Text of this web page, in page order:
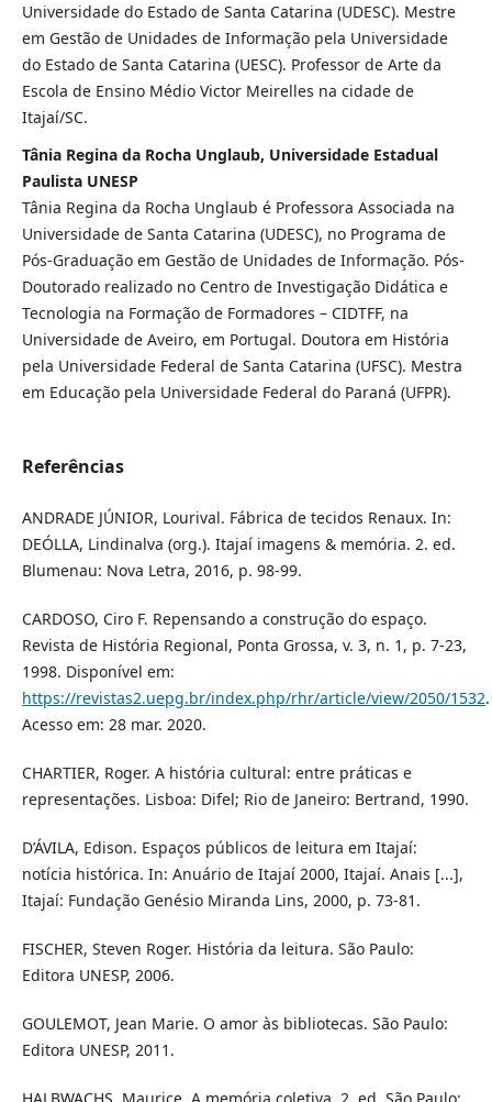
Universidade do Estado de Santa Catarina (UDESC). Mestre
em Gestão de Unidades de Informação pela Universidade
do Estado de Santa Catarina (UESC). Professor de Arte da
Escola de Ensino Médio Victor Meirelles na cidade de
Itajaí/SC.
Tânia Regina da Rocha Unglaub, Universidade Estadual
Paulista UNESP
Tânia Regina da Rocha Unglaub é Professora Associada na
Universidade de Santa Catarina (UDESC), no Programa de
Pós-Graduação em Gestão de Unidades de Informação. Pós-
Doutorado realizado no Centro de Investigação Didática e
Tecnologia na Formação de Formadores – CIDTFF, na
Universidade de Aveiro, em Portugal. Doutora em História
pela Universidade Federal de Santa Catarina (UFSC). Mestra
em Educação pela Universidade Federal do Paraná (UFPR).
Referências
ANDRADE JÚNIOR, Lourival. Fábrica de tecidos Renaux. In:
DEÓLLA, Lindinalva (org.). Itajaí imagens & memória. 2. ed.
Blumenau: Nova Letra, 2016, p. 98-99.
CARDOSO, Ciro F. Repensando a construção do espaço.
Revista de História Regional, Ponta Grossa, v. 3, n. 1, p. 7-23,
1998. Disponível em:
https://revistas2.uepg.br/index.php/rhr/article/view/2050/1532.
Acesso em: 28 mar. 2020.
CHARTIER, Roger. A história cultural: entre práticas e
representações. Lisboa: Difel; Rio de Janeiro: Bertrand, 1990.
D’ÁVILA, Edison. Espaços públicos de leitura em Itajaí:
notícia histórica. In: Anuário de Itajaí 2000, Itajaí. Anais [...],
Itajaí: Fundação Genésio Miranda Lins, 2000, p. 73-81.
FISCHER, Steven Roger. História da leitura. São Paulo:
Editora UNESP, 2006.
GOULEMOT, Jean Marie. O amor às bibliotecas. São Paulo:
Editora UNESP, 2011.